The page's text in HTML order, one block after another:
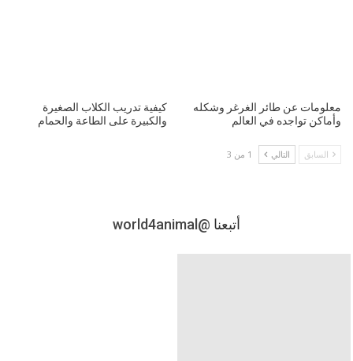
معلومات عن طائر الغرغر وشكله
وأماكن تواجده في العالم
كيفية تدريب الكلاب الصغيرة
والكبيرة على الطاعة والحمام
السابق التالي 1 من 3
أتبعنا @world4animal